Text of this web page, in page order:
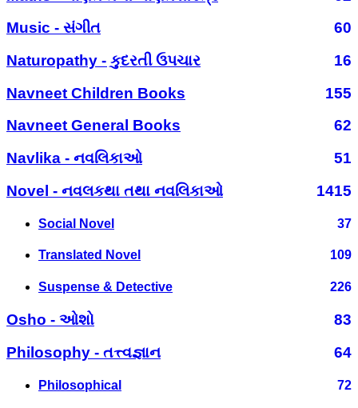
Music - સંગીત
60
Naturopathy - કુદરતી ઉપચાર
16
Navneet Children Books
155
Navneet General Books
62
Navlika - નવલિકાઓ
51
Novel - નવલકથા તથા નવલિકાઓ
1415
Social Novel 37
Translated Novel 109
Suspense & Detective 226
Osho - ઓશો
83
Philosophy - તત્ત્વજ્ઞાન
64
Philosophical 72